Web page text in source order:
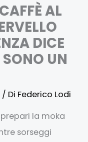
AL
DICE
UN
/ Di Federico Lodi
la moka
sorseggi